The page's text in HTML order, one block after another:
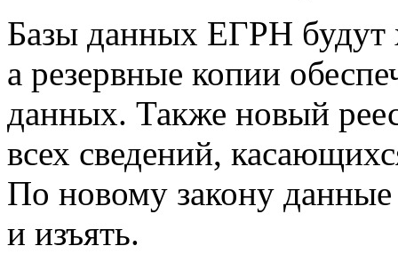
Базы данных ЕГРН будут
а резервные копии
данных. Также новый
всех сведений,
По новому закону данные
и изъять.